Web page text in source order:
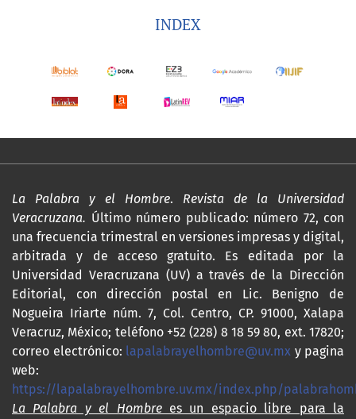
INDEX
La Palabra y el Hombre. Revista de la Universidad
Veracruzana. Último número publicado: número 72, con
una frecuencia trimestral en versiones impresas y digital,
arbitrada y de acceso gratuito. Es editada por la
Universidad Veracruzana (UV) a través de la Dirección
Editorial, con dirección postal en Lic. Benigno de
Nogueira Iriarte núm. 7, Col. Centro, CP. 91000, Xalapa
Veracruz, México; teléfono +52 (228) 8 18 59 80, ext. 17820;
correo electrónico: lapalabrayelhombre@uv.mx y pagina
web:
https://lapalabrayelhombre.uv.mx/index.php/
La Palabra y el Hombre es un espacio libre para la